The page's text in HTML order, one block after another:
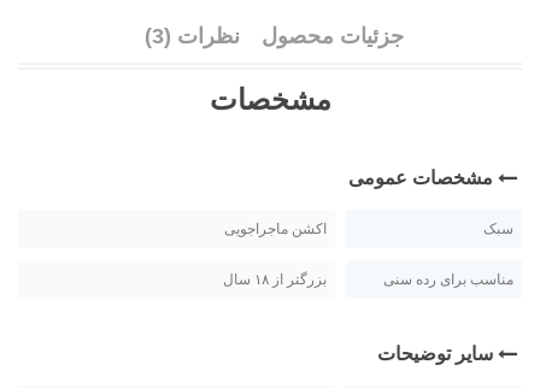
جزئیات محصول نظرات (3)
مشخصات
مشخصات عمومی
سبک اکشن ماجراجویی
مناسب برای رده سنی بزرگتر از ۱۸ سال
سایر توضیحات